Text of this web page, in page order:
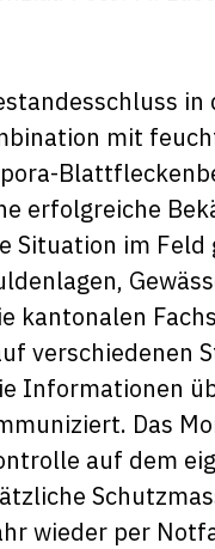
mit
erfolgreiche
Situation im
kantonalen
verschiedenen
Informationen
Das
auf dem
wieder per